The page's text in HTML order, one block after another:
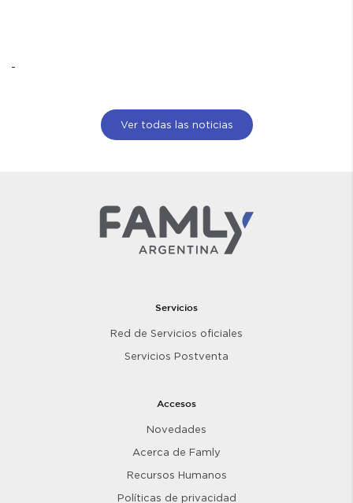
Ver todas las noticias
Servicios
Red de Servicios oficiales
Servicios Postventa
Accesos
Novedades
Acerca de Famly
Recursos Humanos
Políticas de privacidad